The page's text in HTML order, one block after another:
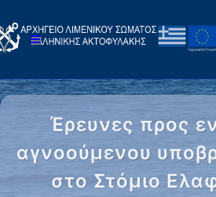
Έρευνες προς
αγνοούμενου
στο Στόμιο